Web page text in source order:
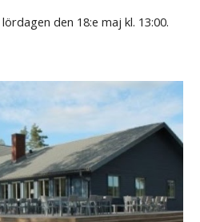
den 18:e maj kl. 13:00.